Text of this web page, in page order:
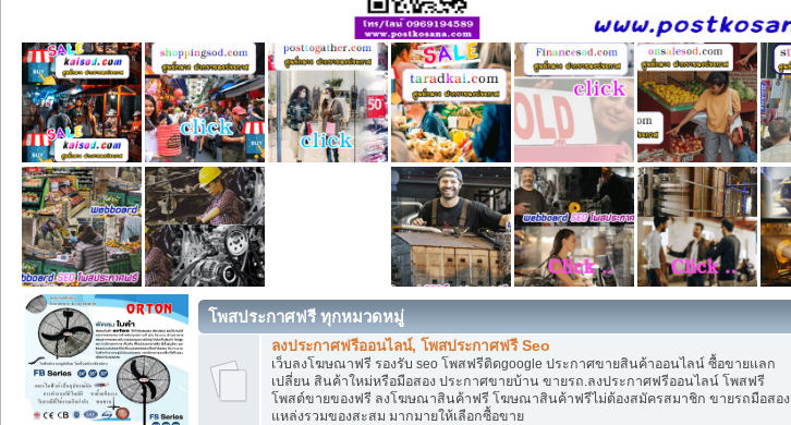
โพสประกาศฟรี ทุกหมวดหมู่
ลงประกาศฟรีออนไลน์, โพสประกาศฟรี Seo
เว็บลงโฆษณาฟรี รองรับ seo โพสฟรีติดgoogle ประกาศขายสินค้าออนไลน์ ซื้อขายแลก
เปลี่ยน สินค้าใหม่หรือมือสอง ประกาศขายบ้าน ขายรถ.ลงประกาศฟรีออนไลน์ โพสฟรี
โพสต์ขายของฟรี ลงโฆษณาสินค้าฟรี โฆษณาสินค้าฟรีไม่ต้องสมัครสมาชิก ขายรถมือสอง
แหล่งรวมของสะสม มากมายให้เลือกซื้อขาย